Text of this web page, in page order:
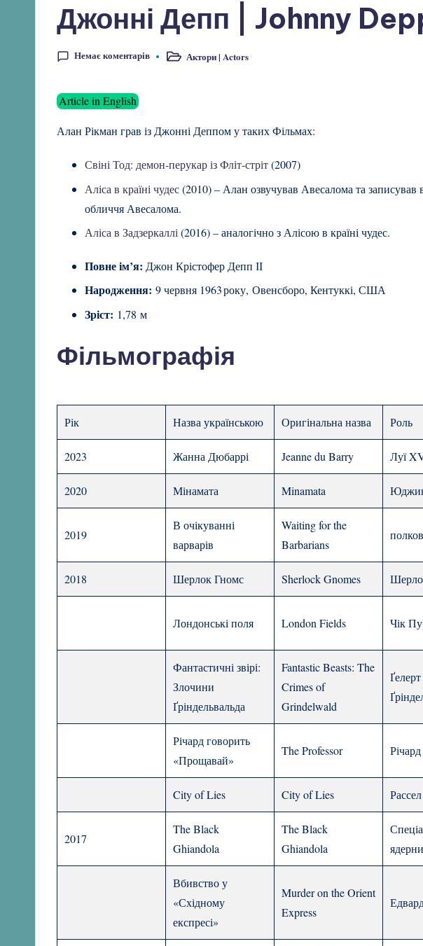
Джонні Депп | Johnny
Немає коментарів Опубліковано
Актори | Actors
Article in English
Алан Рікман грав із Джонні Деппом у таких Фільмах:
Свіні Тод: демон-перукар із Фліт-стріт(2007)
Аліса в країні чудес(2010) – Алан озвучував Авесалома та записував
обличчя Авесалома.
Аліса в Задзеркаллі (2016) – аналогічно з Алісою в країні чудес.
Повне ім’я: Джон Крістофер Депп ІІ
Народження: 9 червня 1963 року, Овенсборо, Кентуккі, США
Зріст: 1,78 м
Фільмографія
Рік Назва українською Оригінальна назва Роль
2023 Жанна Дюбаррі Jeanne du Barry Луї
2020 Мінамата Minamata
2019
В очікуванні
варварів
Waiting for the
Barbarians
2018 Шерлок Гномс Sherlock Gnomes
Лондонські поля London Fields Чік
Фантастичні звірі:
Злочини
Ґріндельвальда
Fantastic Beasts: The
Crimes of
Grindelwald
Ґелерт
Річард говорить
«Прощавай»
The Professor Річард
City of Lies City of Lies
2017
The Black
Ghiandola
The Black
Ghiandola
Вбивство у
«Східному
експресі»
Murder on the Orient
Express